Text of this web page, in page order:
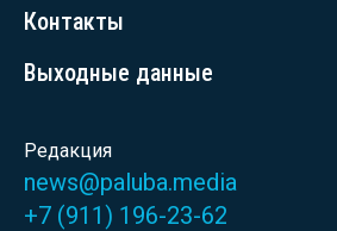
Контакты
Выходные данные
Редакция
news@paluba.media
+7 (911) 196-23-62